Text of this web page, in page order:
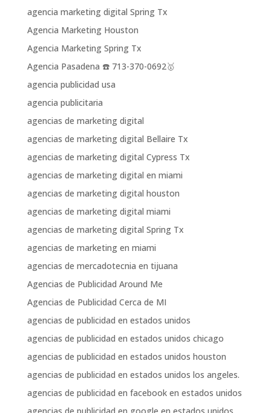
agencia marketing digital Spring Tx
Agencia Marketing Houston
Agencia Marketing Spring Tx
Agencia Pasadena ☎️ 713-370-0692🥇
agencia publicidad usa
agencia publicitaria
agencias de marketing digital
agencias de marketing digital Bellaire Tx
agencias de marketing digital Cypress Tx
agencias de marketing digital en miami
agencias de marketing digital houston
agencias de marketing digital miami
agencias de marketing digital Spring Tx
agencias de marketing en miami
agencias de mercadotecnia en tijuana
Agencias de Publicidad Around Me
Agencias de Publicidad Cerca de MI
agencias de publicidad en estados unidos
agencias de publicidad en estados unidos chicago
agencias de publicidad en estados unidos houston
agencias de publicidad en estados unidos los angeles.
agencias de publicidad en facebook en estados unidos
agencias de publicidad en google en estados unidos